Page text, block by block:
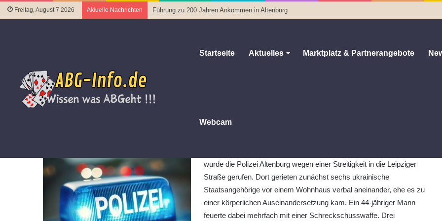
Freitag, August 7 2026 Aktuelle Nachrichten Führung zu 200 Jahren Ankommen in Altenburg
Startseite Aktuelles Marktplatz & Partnerangebote
Webcam
Polizeiberichte Schüsse aus Schreckschusswaffe nach Streit in Altenburg – drei Verletzte
Schüsse aus Schreckschusswaffe nach Streit in Altenburg – drei
Verletzte
wurde die Polizei Altenburg wegen einer Streitigkeit in die Leipziger
Straße gerufen. Dort gerieten zunächst sechs ukrainische
Staatsangehörige vor einem Wohnhaus verbal aneinander, ehe es zu
einer körperlichen Auseinandersetzung kam. Ein 44-jähriger Mann
feuerte dabei mehrfach mit einer Schreckschusswaffe. Drei